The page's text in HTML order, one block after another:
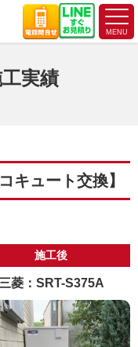
実績
キュート交換】
施工後
三菱：SRT-S375A